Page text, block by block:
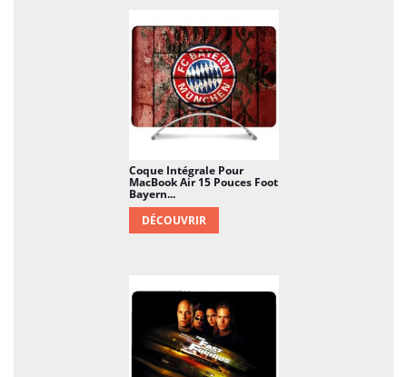
Coque Intégrale Pour
MacBook Air 15 Pouces Foot
Bayern...
DÉCOUVRIR